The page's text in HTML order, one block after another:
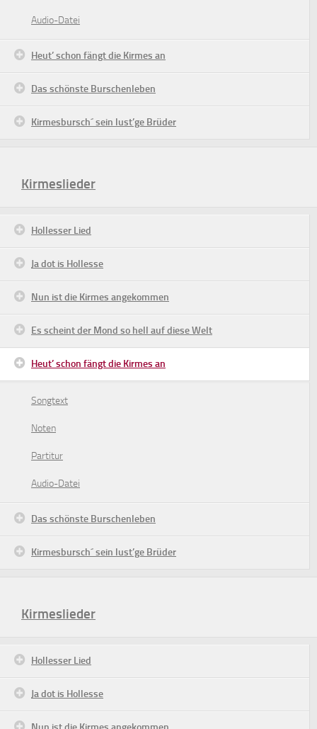
Audio-Datei
Heut’ schon fängt die Kirmes an
Das schönste Burschenleben
Kirmesbursch´ sein lust’ge Brüder
Kirmeslieder
Hollesser Lied
Ja dot is Hollesse
Nun ist die Kirmes angekommen
Es scheint der Mond so hell auf diese Welt
Heut’ schon fängt die Kirmes an
Songtext
Noten
Partitur
Audio-Datei
Das schönste Burschenleben
Kirmesbursch´ sein lust’ge Brüder
Kirmeslieder
Hollesser Lied
Ja dot is Hollesse